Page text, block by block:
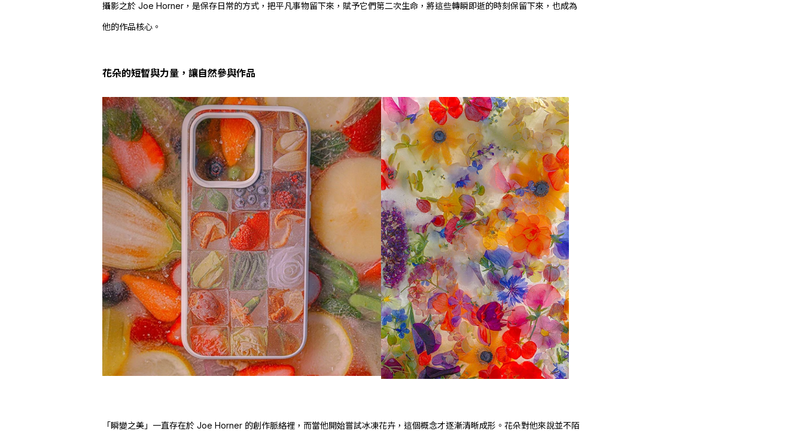
攝影之於 Joe Horner，是保存日常的方式，把平凡事物留下來，賦予它們第二次生命，將這些轉瞬即逝的時刻保留下來，也成為
他的作品核心。
花朵的短暫與力量，讓自然參與作品
「瞬變之美」一直存在於Joe Horner 的創作脈絡裡，而當他開始嘗試冰凍花卉，這個概念才逐漸清晰成形。花朵對他來說並不陌